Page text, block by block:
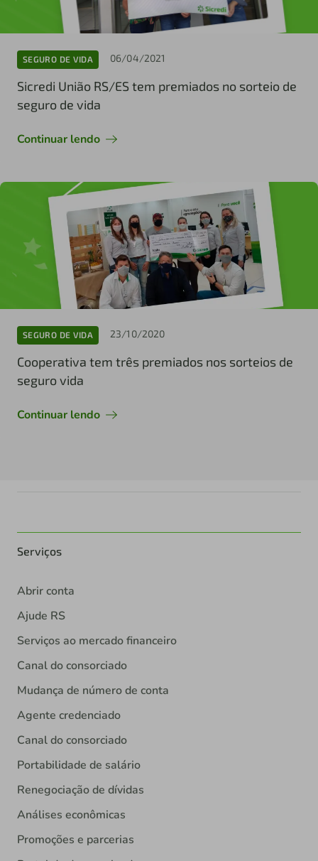
SEGURO DE VIDA 06/04/2021
Sicredi União RS/ES tem premiados no sorteio de
seguro de vida
Continuar lendo
SEGURO DE VIDA 23/10/2020
Cooperativa tem três premiados nos sorteios de
seguro vida
Continuar lendo
Serviços
Abrir conta
Ajude RS
Serviços ao mercado financeiro
Canal do consorciado
Mudança de número de conta
Agente credenciado
Canal do consorciado
Portabilidade de salário
Renegociação de dívidas
Análises econômicas
Promoções e parcerias